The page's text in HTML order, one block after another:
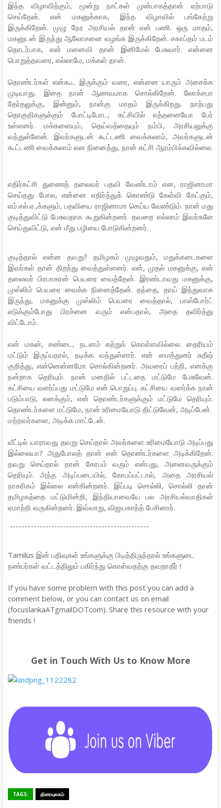
இந்த விழாவிற்கும், மூன்று நாட்கள் முன்பாகத்தான் ஏற்பாடு
செய்தேன். என் மகனுக்காக, இந்த விழாவில் பங்கேற்று
இருக்கிறேன். முழு நேர அரசியல் தான் என் பணி. ஒரு மாதம்,
மகனுடன் இருந்து ஆலோசனை வழங்க இருக்கிறேன். சகாப்தம் படம்
தொடர்பாக, என் மனைவி தான் இனிமேல் பேசுவார். என்னை
பொறுத்தவரை, எல்லாமே, மக்கள் தான்.
தொண்டர்கள் என்கூட இருக்கும் வரை, என்னை யாரும் அசைக்க
முடியாது. இதை நான் ஆணவமாக சொல்கிறேன். லோக்சபா
தேர்தலுக்கு, இன்னும், நான்கு மாதம் இருக்கிறது. நாற்பது
தொகுதிகளுக்கும் போட்டிபோட, கட்சியில் எத்தனையோ பேர்
உள்ளனர். மக்களையும், தெய்வத்தையும் நம்பி, அரசியலுக்கு
வந்துள்ளேன். இவர்களுடன் கூட்டணி வைக்கலாம், அவர்களுடன்
கூட்டணி வைக்கலாம் என நினைத்து, நான் கட்சி ஆரம்பிக்கவில்லை.
எதிர்கட்சி துணைத் தலைவர் பதவி வேண்டாம் என, ராஜினாமா
செய்தது போல, என்னை எதிர்த்துக் கொண்டு கேள்வி கேட்கும்,
எம்.எல்.ஏ.,க்களும், பதவியை ராஜினாமா செய்ய வேண்டும். நான் மது
குடித்துவிட்டு பேசுவதாக கூறுகின்றனர். தவறை எல்லாம் இவர்களே
செய்துவிட்டு, என் மீது பழியை போடுகின்றனர்.
குடித்தால் என்ன தவறு? தமிழகம் முழுவதும், மதுக்கடைகளை
இவர்கள் தான் திறந்து வைத்துள்ளனர். என், முதல் மகனுக்கு, என்
தலைவர் பிரபாகரன் பெயரை வைத்தேன். இரண்டாவது மகனுக்கு,
முஸ்லிம் பெயரை வைக்க நினைத்தேன். தந்தை, தாய் இந்துவாக
இருந்து, மகனுக்கு முஸ்லிம் பெயரை வைத்தால், பாஸ்போர்ட்
எடுக்கும்போது பிரச்னை வரும் என்பதால், அதை தவிர்த்து
விட்டோம்.
என் மகன், சண்டை, நடனம் கற்றுக் கொள்ளவில்லை. தைரியம்
மட்டும் இருப்பதால், நடிக்க வந்துள்ளார். என் மைத்துனர் சுதீஷ்
குறித்து, என்னென்னமோ சொல்கின்றனர். அவரைப் பற்றி, எனக்கு
நன்றாக தெரியும். நான் மனதில் பட்டதை மட்டுமே பேசுவேன்.
கட்சியை வளர்ப்பது மட்டுமே என் பொறுப்பு. கட்சியை வளர்க்க நான்
படும்பாடு, எனக்கும், என் தொண்டர்களுக்கும் மட்டுமே தெரியும்.
தொண்டர்களை மட்டுமே, நான் உரிமையோடு திட்டுவேன், அடிப்பேன்.
மற்றவர்களை, அடிக்க மாட்டேன்.
வீட்டில் யாராவது தவறு செய்தால் அவர்களை உரிமையோடு அடிப்பது
இல்லையா? அதுபோலத் தான் என் தொண்டர்களை அடிக்கிறேன்.
தவறு செய்தால் தான் கோபம் வரும் என்பது, அனைவருக்கும்
தெரியும். அந்த அடிப்படையில், கோபப்பட்டால், அதை அரசியல்
நாகரிகம் இல்லை என்கின்றனர். இப்படி சொல்லி, சொல்லி தான்
தமிழகத்தை மட்டுமின்றி, இந்தியாவையே பல அரசியல்வாதிகள்
ஏமாற்றி வருகின்றனர். இவ்வாறு, விஜயகாந்த் பேசினார்.
-----------------------------------------------
Tamilus இன் பதிவுகள் உங்களுக்கு பிடித்திருந்தால் உங்களுடை
நண்பர்கள் வட்டத்திலும் பகிர்ந்து கொள்வதற்கு தவறாதீர் !
If you have some problem with this post you can add a
comment below, or you can contact us on email
(focuslankaATgmailDOTcom). Share this resource with your
friends !
Get in Touch With Us to Know More
TAGS: திரையுலகம்